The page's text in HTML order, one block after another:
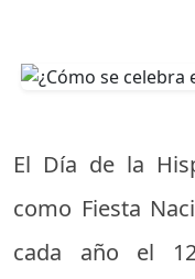
El Día de la
como Fiesta
cada año el